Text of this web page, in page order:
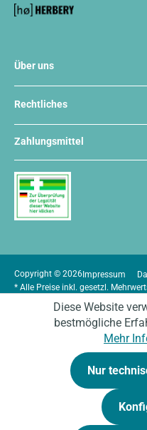
Über uns
Rechtliches
Zahlungsmittel
Copyright © 2026 Impressum
* Alle Preise inkl. gesetzl.
Diese Website
bestmögliche
Mehr
Nur